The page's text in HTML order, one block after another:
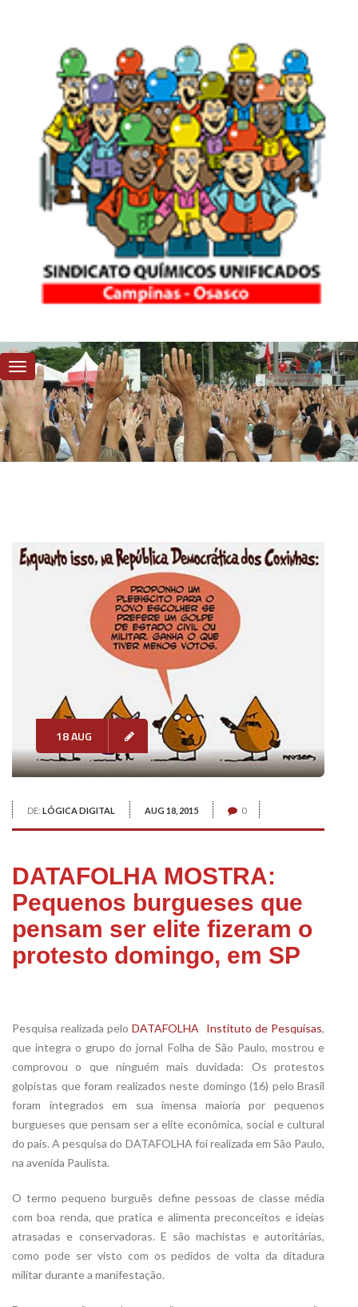
18 AUG
DE: LÓGICA DIGITAL AUG 18, 2015 0
DATAFOLHA MOSTRA:
Pequenos burgueses que
pensam ser elite fizeram o
protesto domingo, em SP
Pesquisa realizada peloDATAFOLHA  Instituto de Pesquisas,
que integra o grupo do jornal Folha de São Paulo, mostrou e
comprovou o que ninguém mais duvidada: Os protestos
golpistas que foram realizados neste domingo (16) pelo Brasil
foram integrados em sua imensa maioria por pequenos
burgueses que pensam ser a elite econômica, social e cultural
do país. A pesquisa do DATAFOLHA foi realizada em São Paulo,
na avenida Paulista.
O termo pequeno burguês define pessoas de classe média
com boa renda, que pratica e alimenta preconceitos e ideias
atrasadas e conservadoras. E são machistas e autoritárias,
como pode ser visto com os pedidos de volta da ditadura
militar durante a manifestação.